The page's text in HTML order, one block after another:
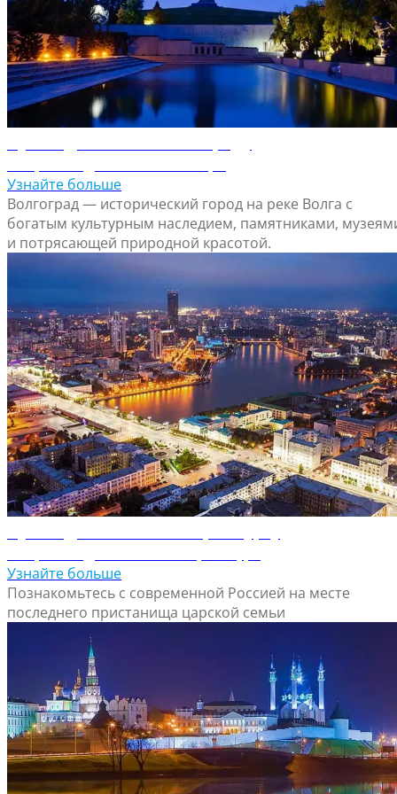
Узнайте больше
Волгоград — исторический город на реке Волга с
богатым культурным наследием, памятниками,
и потрясающей природной красотой.
Узнайте больше
Познакомьтесь с современной Россией на месте
последнего пристанища царской семьи